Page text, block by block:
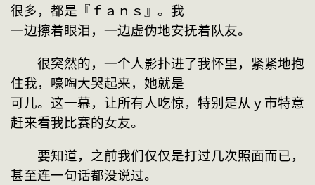
很多，都是『ｆａｎｓ』。我
一边擦着眼泪，一边虚伪地安抚着队友。
很突然的，一个人影扑进了我怀里，紧紧地抱
住我，嚎啕大哭起来，她就是
可儿。这一幕，让所有人吃惊，特别是从ｙ市特意
赶来看我比赛的女友。
要知道，之前我们仅仅是打过几次照面而已，
甚至连一句话都没说过。